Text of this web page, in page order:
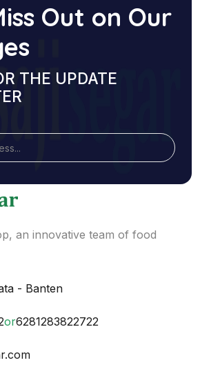
Out on Our
THE UPDATE
an innovative team of food
- Banten
or6281283822722